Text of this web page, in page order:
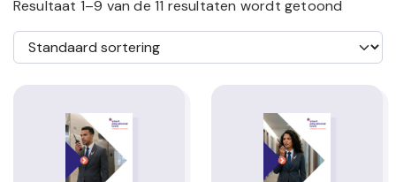
Resultaat 1–9 van de 11 resultaten wordt getoond